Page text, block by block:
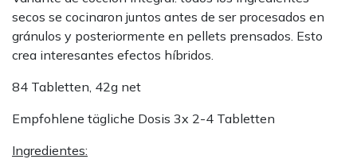
secos se cocinaron juntos antes de ser procesados en
gránulos y posteriormente en pellets prensados. Esto
crea interesantes efectos híbridos.
84 Tabletten, 42g net
Empfohlene tägliche Dosis 3x 2-4 Tabletten
Ingredientes: